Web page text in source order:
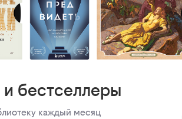
и бестселлеры
каждый месяц